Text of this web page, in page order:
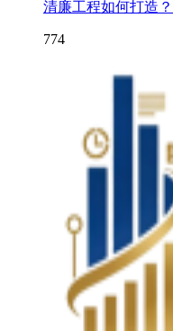
清廉工程如何打造
774